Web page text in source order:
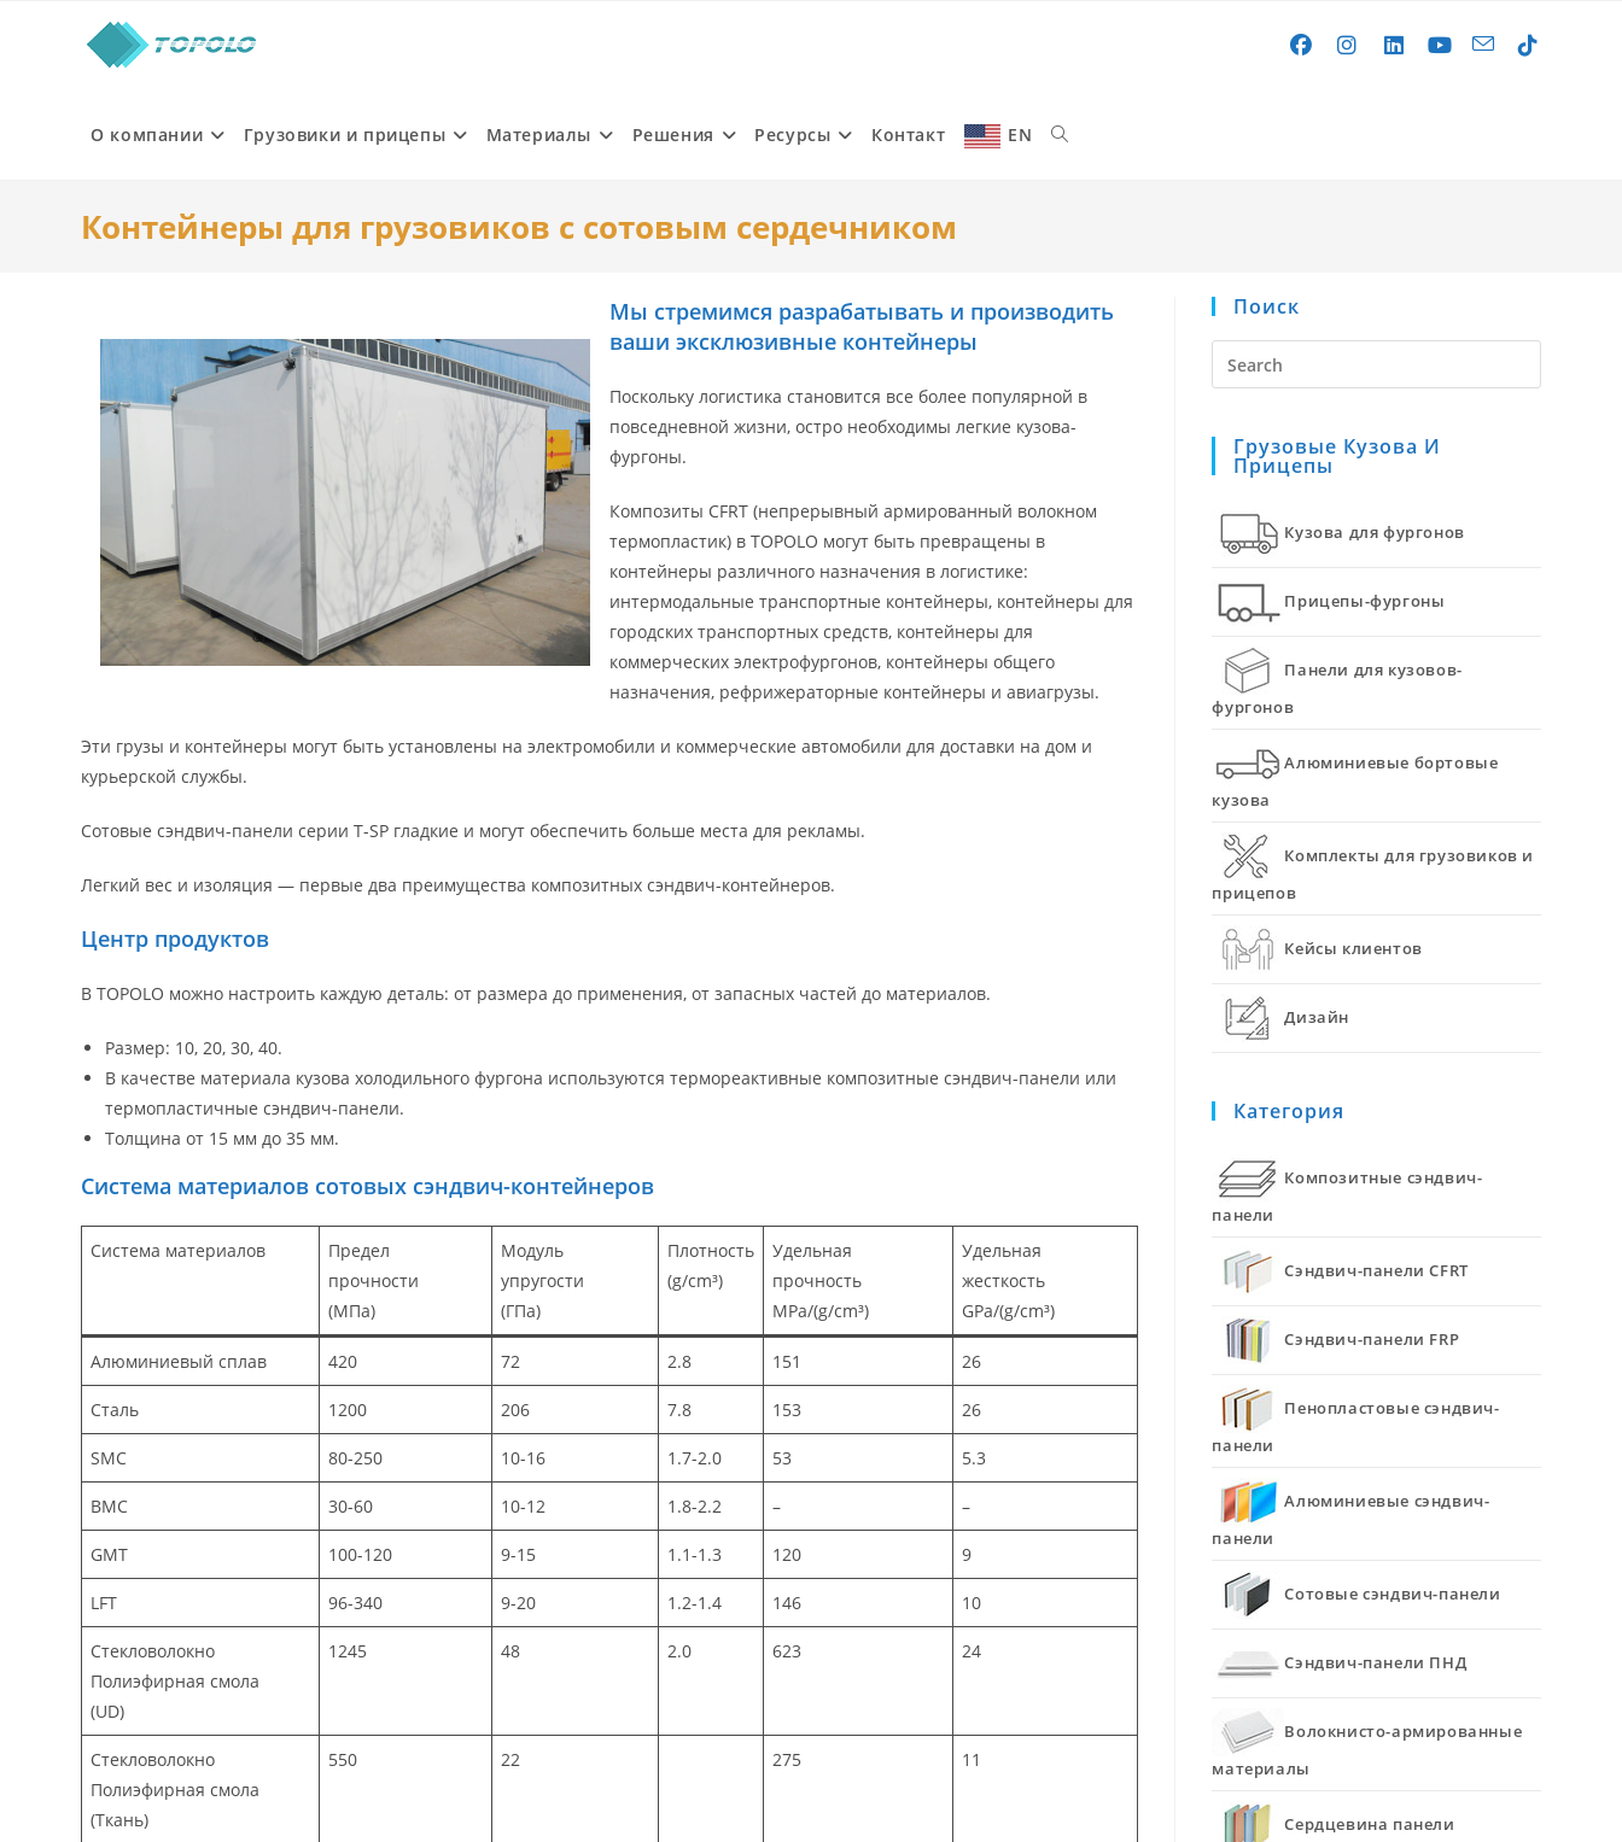
О компании Грузовики и прицепы Материалы Решения Ресурсы Контакт EN Toggle
search
Контейнеры для грузовиков с сотовым сердечником
Мы стремимся разрабатывать и производить
ваши эксклюзивные контейнеры
Поскольку логистика становится все более популярной в
повседневной жизни, остро необходимы легкие кузова-
фургоны.
Композиты CFRT (непрерывный армированный волокном
термопластик) в TOPOLO могут быть превращены в
контейнеры различного назначения в логистике:
интермодальные транспортные контейнеры, контейнеры для
городских транспортных средств, контейнеры для
коммерческих электрофургонов, контейнеры общего
назначения, рефрижераторные контейнеры и авиагрузы.
Эти грузы и контейнеры могут быть установлены на электромобили и коммерческие автомобили для доставки на дом и
курьерской службы.
Сотовые сэндвич-панели серии T-SP гладкие и могут обеспечить больше места для рекламы.
Легкий вес и изоляция — первые два преимущества композитных сэндвич-контейнеров.
Центр продуктов
В TOPOLO можно настроить каждую деталь: от размера до применения, от запасных частей до материалов.
Размер: 10, 20, 30, 40.
В качестве материала кузова холодильного фургона используются термореактивные композитные сэндвич-панели или
термопластичные сэндвич-панели.
Толщина от 15 мм до 35 мм.
Система материалов сотовых сэндвич-контейнеров
Система материалов
Предел
прочности
(МПа)
Модуль
упругости
(ГПа)
Плотность
(g/cm³)
Удельная
прочность
MPa/(g/cm³)
Удельная
жесткость
GPa/(g/cm³)
Алюминиевый сплав 420 72 2.8 151 26
Сталь 1200 206 7.8 153 26
SMC 80-250 10-16 1.7-2.0 53 5.3
BMC 30-60 10-12 1.8-2.2 – –
GMT 100-120 9-15 1.1-1.3 120 9
LFT 96-340 9-20 1.2-1.4 146 10
Стекловолокно
Полиэфирная смола
(UD)
1245 48 2.0 623 24
Стекловолокно
Полиэфирная смола
(Ткань)
550 22 275 11
Поиск
Escape
Грузовые Кузова И
Прицепы
Кузова для фургонов
Прицепы-фургоны
Панели для кузовов-
фургонов
Алюминиевые бортовые
кузова
Комплекты для грузовиков и
прицепов
Кейсы клиентов
Дизайн
Категория
Композитные сэндвич-
панели
Сэндвич-панели CFRT
Сэндвич-панели FRP
Пенопластовые сэндвич-
панели
Алюминиевые сэндвич-
панели
Сотовые сэндвич-панели
Сэндвич-панели ПНД
Волокнисто-армированные
материалы
Сердцевина панели